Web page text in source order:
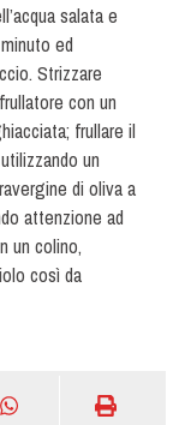
salata e
ed
Strizzare
con un
frullare il
un
di oliva a
attenzione ad
un colino,
così da